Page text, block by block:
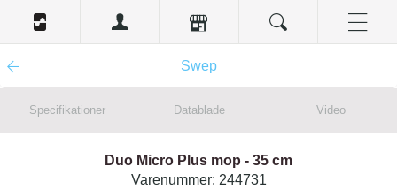
Swep
Specifikationer Datablade Video
Duo Micro Plus mop - 35 cm
Varenummer: 244731